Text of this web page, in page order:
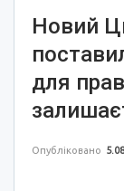
Новий
для
Опубліковано